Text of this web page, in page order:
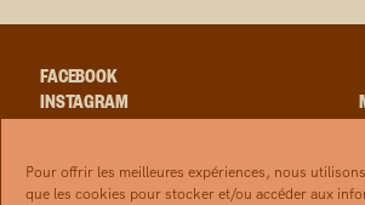
Pour offrir les meilleures expériences, nous
que les cookies pour stocker et/ou accéder aux
FACEBOOK
INSTAGRAM
LINKEDIN